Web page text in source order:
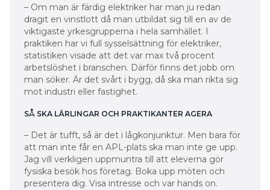
– Om man är färdig elektriker har man ju redan
dragit en vinstlott då man utbildat sig till en av de
viktigaste yrkesgrupperna i hela samhället. I
praktiken har vi full sysselsättning för elektriker,
statistiken visade att det var max två procent
arbetslöshet i branschen. Därför finns det jobb om
man söker. Är det svårt i bygg, då ska man rikta sig
mot industri eller fastighet.
SÅ SKA LÄRLINGAR OCH PRAKTIKANTER AGERA
– Det är tufft, så är det i lågkonjunktur. Men bara för
att man inte får en APL-plats ska man inte ge upp.
Jag vill verkligen uppmuntra till att eleverna gör
fysiska besök hos företag. Boka upp möten och
presentera dig. Visa intresse och var hands on.